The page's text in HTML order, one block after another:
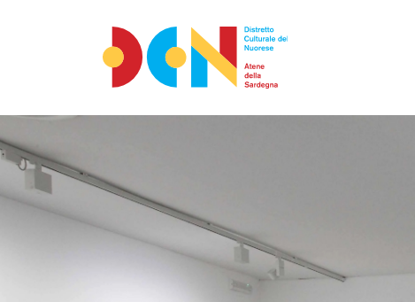
Vai al menu principale
Vai al footer